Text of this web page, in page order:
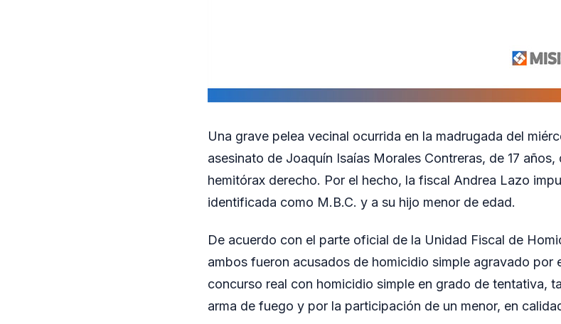
Una grave pelea vecinal ocurrida en la madrugada del
asesinato de Joaquín Isaías Morales Contreras, de 17
hemitórax derecho. Por el hecho, la fiscal Andrea Lazo
identificada como M.B.C. y a su hijo menor de edad.
De acuerdo con el parte oficial de la Unidad Fiscal de
ambos fueron acusados de homicidio simple agravado por
concurso real con homicidio simple en grado de tentativa,
arma de fuego y por la participación de un menor, en